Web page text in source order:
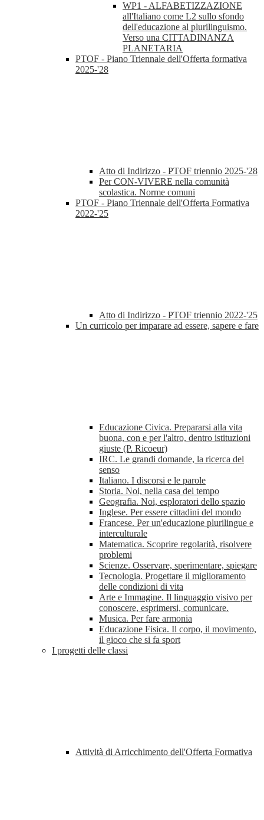
WP1 - ALFABETIZZAZIONE
all'Italiano come L2 sullo sfondo
dell'educazione al plurilinguismo.
Verso una CITTADINANZA
PLANETARIA
PTOF - Piano Triennale dell'Offerta formativa
2025-'28
Atto di Indirizzo - PTOF triennio 2025-'28
Per CON-VIVERE nella comunità
scolastica. Norme comuni
PTOF - Piano Triennale dell'Offerta Formativa
2022-'25
Atto di Indirizzo - PTOF triennio 2022-'25
Un curricolo per imparare ad essere, sapere e fare
Educazione Civica. Prepararsi alla vita
buona, con e per l'altro, dentro istituzioni
giuste (P. Ricoeur)
IRC. Le grandi domande, la ricerca del
senso
Italiano. I discorsi e le parole
Storia. Noi, nella casa del tempo
Geografia. Noi, esploratori dello spazio
Inglese. Per essere cittadini del mondo
Francese. Per un'educazione plurilingue e
interculturale
Matematica. Scoprire regolarità, risolvere
problemi
Scienze. Osservare, sperimentare, spiegare
Tecnologia. Progettare il miglioramento
delle condizioni di vita
Arte e Immagine. Il linguaggio visivo per
conoscere, esprimersi, comunicare.
Musica. Per fare armonia
Educazione Fisica. Il corpo, il movimento,
il gioco che si fa sport
I progetti delle classi
Attività di Arricchimento dell'Offerta Formativa